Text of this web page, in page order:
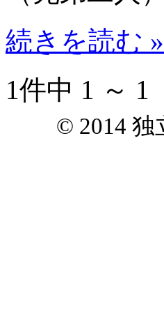
続きを読む »
1件中 1 ～ 1
© 2014 独